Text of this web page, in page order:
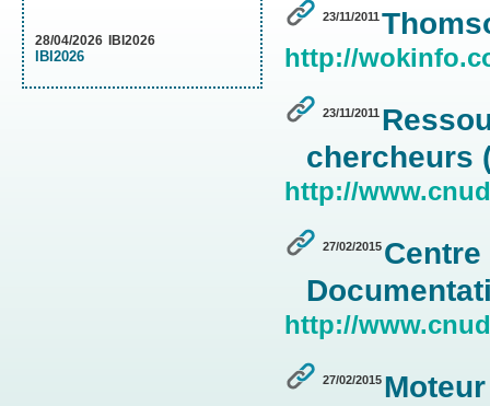
23/11/2011
http://
23/11/2011
chercheurs
http://
27/02/2015
http://
27/02/2015
28/04/2026 IBI2026
IBI2026